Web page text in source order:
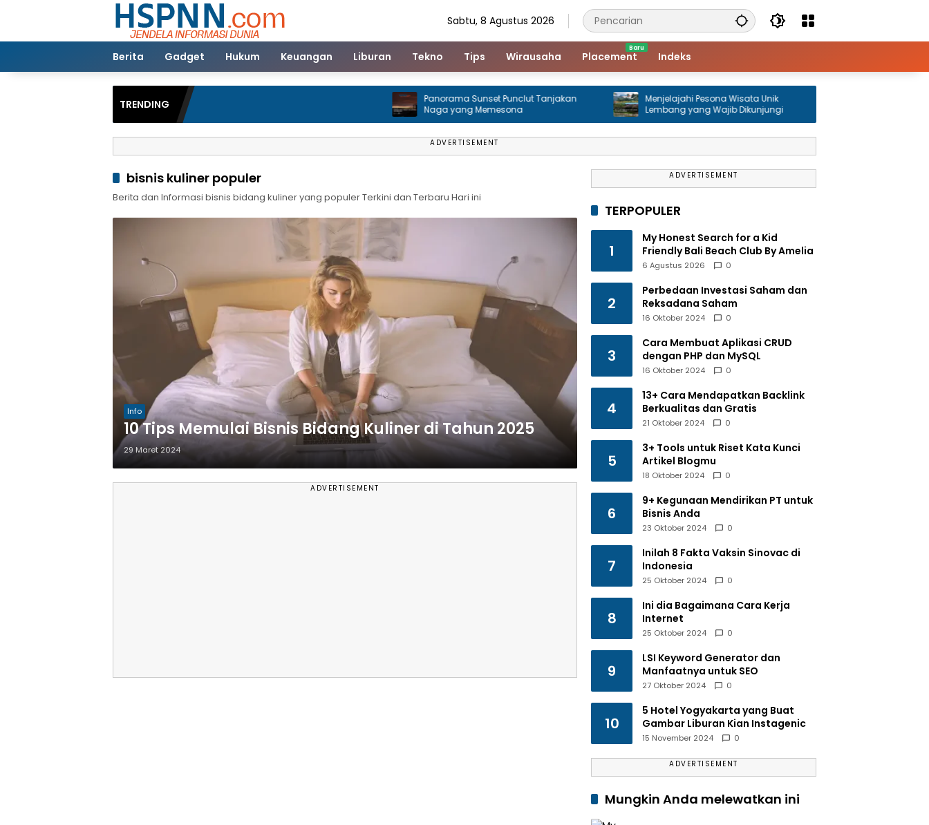
Sabtu, 8 Agustus 2026
Berita Gadget Hukum Keuangan Liburan Tekno Tips Wirausaha Placement Indeks
TRENDING
Panorama Sunset Punclut Tanjakan
Naga yang Memesona
Menjelajahi Pesona Wisata Unik
Lembang yang Wajib Dikunjungi
ADVERTISEMENT
bisnis kuliner populer
Berita dan Informasi bisnis bidang kuliner yang populer Terkini dan Terbaru Hari ini
Info
10 Tips Memulai Bisnis Bidang Kuliner di Tahun 2025
29 Maret 2024
ADVERTISEMENT
ADVERTISEMENT
TERPOPULER
1
My Honest Search for a Kid
Friendly Bali Beach Club By Amelia
6 Agustus 2026 0
2
Perbedaan Investasi Saham dan
Reksadana Saham
16 Oktober 2024 0
3
Cara Membuat Aplikasi CRUD
dengan PHP dan MySQL
16 Oktober 2024 0
4
13+ Cara Mendapatkan Backlink
Berkualitas dan Gratis
21 Oktober 2024 0
5
3+ Tools untuk Riset Kata Kunci
Artikel Blogmu
18 Oktober 2024 0
6
9+ Kegunaan Mendirikan PT untuk
Bisnis Anda
23 Oktober 2024 0
7
Inilah 8 Fakta Vaksin Sinovac di
Indonesia
25 Oktober 2024 0
8
Ini dia Bagaimana Cara Kerja
Internet
25 Oktober 2024 0
9
LSI Keyword Generator dan
Manfaatnya untuk SEO
27 Oktober 2024 0
10
5 Hotel Yogyakarta yang Buat
Gambar Liburan Kian Instagenic
15 November 2024 0
ADVERTISEMENT
Mungkin Anda melewatkan ini